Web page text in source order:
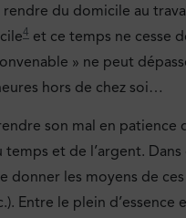
du domicile au
4 et ce temps ne cesse
» ne peut
hors de chez soi…
son mal en patience
et de l’argent. Dans
donner les moyens de
le plein d’essence